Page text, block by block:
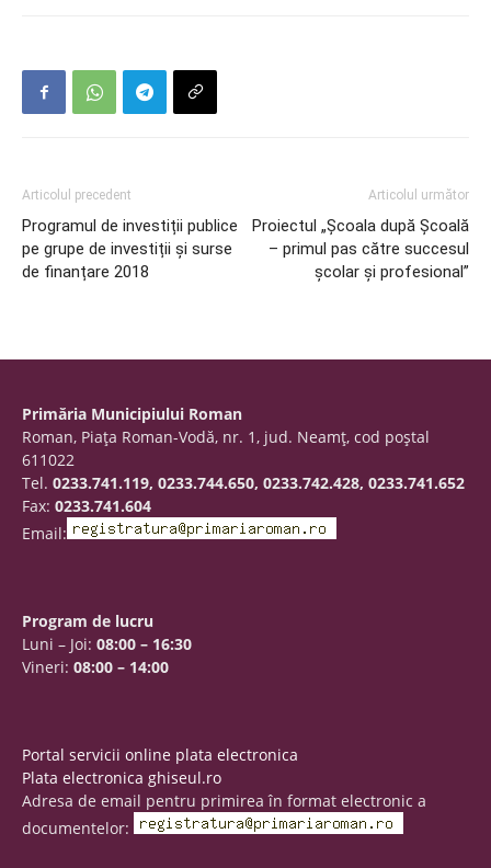
Articolul precedent
Programul de investiții publice
pe grupe de investiții și surse
de finanțare 2018
Articolul următor
Proiectul „Şcoala după Şcoală
– primul pas către succesul
şcolar şi profesional”
Primăria Municipiului Roman
Roman, Piaţa Roman-Vodă, nr. 1, jud. Neamţ, cod poştal
611022
Tel. 0233.741.119, 0233.744.650, 0233.742.428, 0233.741.652
Fax: 0233.741.604
Email:
Program de lucru
Luni – Joi: 08:00 – 16:30
Vineri: 08:00 – 14:00
Portal servicii online plata electronica
Plata electronica ghiseul.ro
Adresa de email pentru primirea în format electronic a
documentelor: